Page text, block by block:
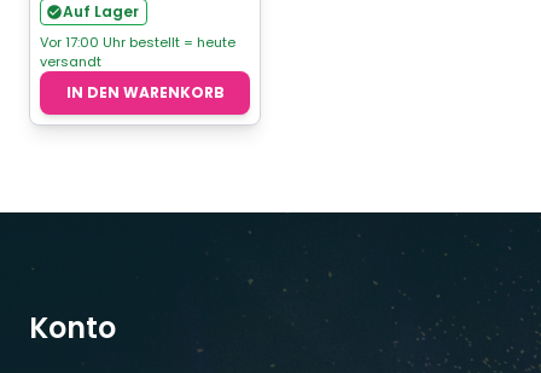
Auf Lager
Vor 17:00 Uhr bestellt = heute
versandt
IN DEN WARENKORB
Konto